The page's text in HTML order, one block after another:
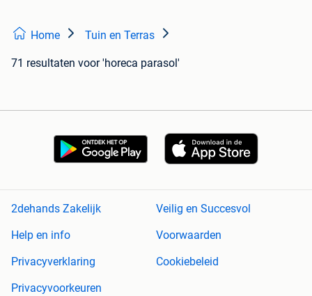
Home Tuin en Terras
71 resultaten voor 'horeca parasol'
2dehands Zakelijk
Veilig en Succesvol
Help en info
Voorwaarden
Privacyverklaring
Cookiebeleid
Privacyvoorkeuren